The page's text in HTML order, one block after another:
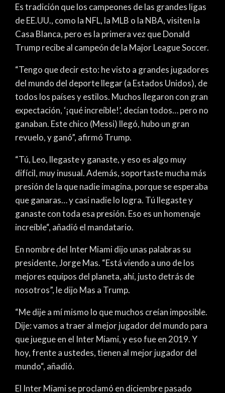
Es tradición que los campeones de las grandes ligas
de EE.UU., como la NFL, la MLB o la NBA, visiten la
Casa Blanca, pero es la primera vez que Donald
Trump recibe al campeón de la Major League Soccer.
“Tengo que decir esto: he visto a grandes jugadores
del mundo del deporte llegar (a Estados Unidos), de
todos los países y estilos. Muchos llegaron con gran
expectación, ‘¡qué increíble!’, decían todos… pero no
ganaban. Este chico (Messi) llegó, hubo un gran
revuelo, y ganó”, afirmó Trump.
“Tú, Leo, llegaste y ganaste, y eso es algo muy
difícil, muy inusual. Además, soportaste mucha más
presión de la que nadie imagina, porque se esperaba
que ganaras… y casi nadie lo logra. Tú llegaste y
ganaste con toda esa presión. Eso es un homenaje
increíble“, añadió el mandatario.
En nombre del Inter Miami dijo unas palabras su
presidente, Jorge Mas. “Está viendo a uno de los
mejores equipos del planeta, ahí, justo detrás de
nosotros”, le dijo Mas a Trump.
“Me dije a mí mismo lo que muchos creían imposible.
Dije: vamos a traer al mejor jugador del mundo para
que juegue en el Inter Miami, y eso fue en 2019. Y
hoy, frente a ustedes, tienen al mejor jugador del
mundo“, añadió.
El Inter Miami se proclamó en diciembre pasado